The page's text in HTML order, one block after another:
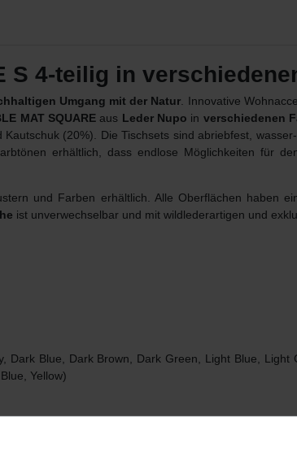
S 4-teilig in
Umgang mit der Natur. Innovative
MAT SQUARE aus Leder Nupo in verschiedenen
(20%). Die Tischsets sind abriebfest,
erhältlich, dass endlose Möglichkeiten für
und Farben erhältlich. Alle Oberflächen haben
ist unverwechselbar und mit wildlederartigen und
Dark Blue, Dark Brown, Dark Green, Light Blue, Light
Yellow)